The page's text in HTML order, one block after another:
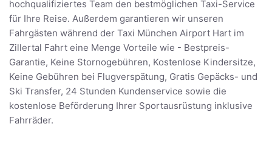
hochqualifiziertes Team den bestmöglichen Taxi-Service
für Ihre Reise. Außerdem garantieren wir unseren
Fahrgästen während der Taxi München Airport Hart im
Zillertal Fahrt eine Menge Vorteile wie - Bestpreis-
Garantie, Keine Stornogebühren, Kostenlose Kindersitze,
Keine Gebühren bei Flugverspätung, Gratis Gepäcks- und
Ski Transfer, 24 Stunden Kundenservice sowie die
kostenlose Beförderung Ihrer Sportausrüstung inklusive
Fahrräder.